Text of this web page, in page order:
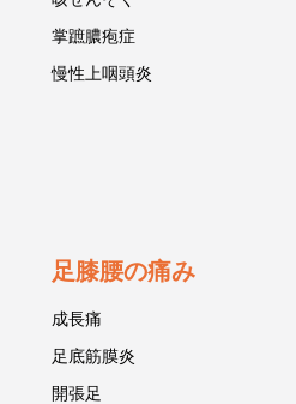
掌蹠膿疱症
慢性上咽頭炎
足膝腰の痛み
成長痛
足底筋膜炎
開張足